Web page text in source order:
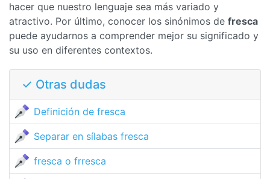
hacer que nuestro lenguaje sea más variado y
atractivo. Por último, conocer los sinónimos de fresca
puede ayudarnos a comprender mejor su significado y
su uso en diferentes contextos.
✓ Otras dudas
Definición de fresca
Separar en sílabas fresca
fresca o frresca